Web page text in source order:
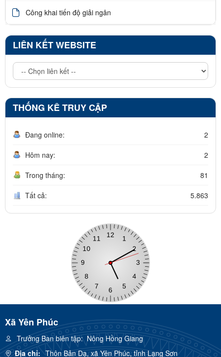
Công khai tiến độ giải ngân
LIÊN KẾT WEBSITE
THỐNG KÊ TRUY CẬP
Đang online: 2
Hôm nay: 2
Trong tháng: 81
Tất cả: 5.863
Xã Yên Phúc
Trưởng Ban biên tập:Nông Hồng Giang
Địa chỉ: Thôn Bản Dạ, xã Yên Phúc, tỉnh Lạng Sơn